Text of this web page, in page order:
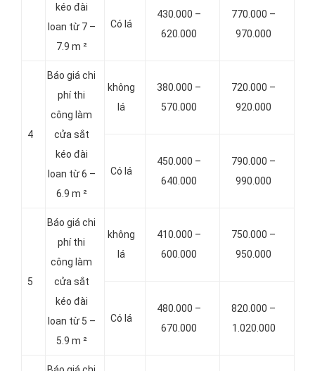
kéo đài
loan từ 7 –
7.9 m ²
Có lá
430.000 –
620.000
770.000 –
970.000
4
Báo giá chi
phí thi
công làm
cửa sắt
kéo đài
loan từ 6 –
6.9 m ²
không
lá
380.000 –
570.000
720.000 –
920.000
Có lá
450.000 –
640.000
790.000 –
990.000
5
Báo giá chi
phí thi
công làm
cửa sắt
kéo đài
loan từ 5 –
5.9 m ²
không
lá
410.000 –
600.000
750.000 –
950.000
Có lá
480.000 –
670.000
820.000 –
1.020.000